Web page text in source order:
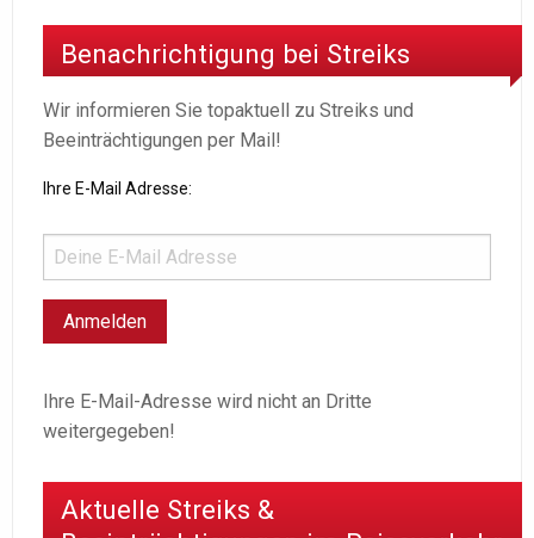
Benachrichtigung bei Streiks
Wir informieren Sie topaktuell zu Streiks und
Beeinträchtigungen per Mail!
Ihre E-Mail Adresse:
Ihre E-Mail-Adresse wird nicht an Dritte
weitergegeben!
Aktuelle Streiks &